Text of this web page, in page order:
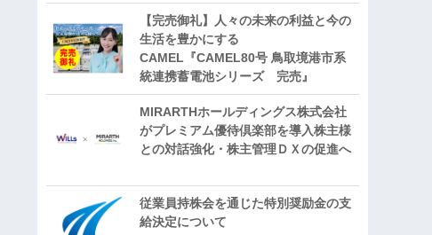
【完売御礼】人々の未来の利益と今の
生活を豊かにする
CAMEL『CAMEL80号 鳥取境港市系
統連携蓄電池シリーズ 完売』
MIRARTHホールディングス株式会社
がプレミアム優待倶楽部を導入株主様
との対話強化・株主管理ＤＸの促進へ
従業員持株会を通じた特別奨励金の支
給決定について